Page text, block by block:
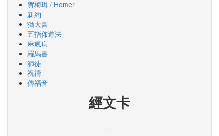
賀梅珥 / Homer
新約
猶大書
五指佈道法
麻瘋病
羅馬書
師徒
祝禱
傳福音
經文卡
-